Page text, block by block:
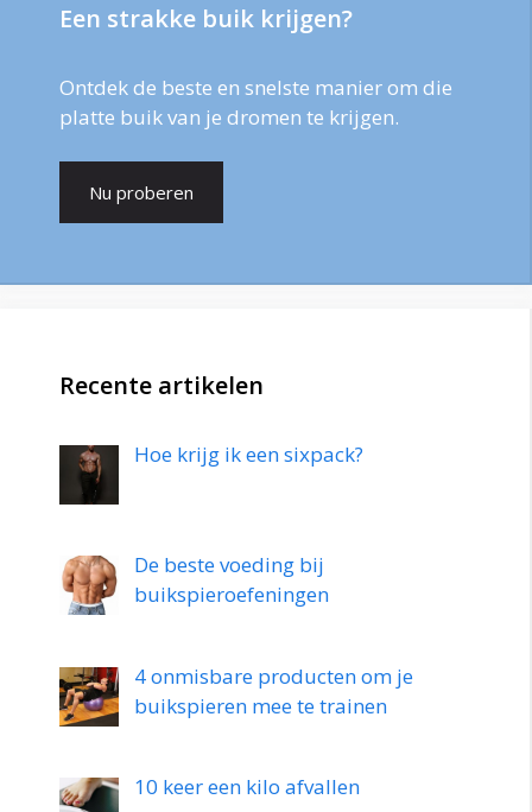
Een strakke buik krijgen?
Ontdek de beste en snelste manier om die
platte buik van je dromen te krijgen.
Nu proberen
Recente artikelen
Hoe krijg ik een sixpack?
De beste voeding bij
buikspieroefeningen
4 onmisbare producten om je
buikspieren mee te trainen
10 keer een kilo afvallen